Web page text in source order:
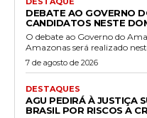
DEBATE AO GOVERNO
CANDIDATOS NESTE
O debate ao Governo do
Amazonas será realizado
7 de agosto de 2026
DESTAQUES
AGU PEDIRÁ À JUSTIÇA
BRASIL POR RISCOS A